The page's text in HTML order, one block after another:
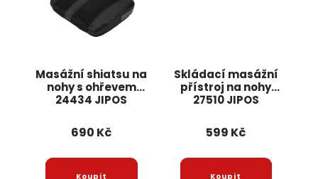
Masážní shiatsu na
nohy s ohřevem
24434 JIPOS
690 Kč
Skládací masážní
přístroj na nohy
27510 JIPOS
599 Kč